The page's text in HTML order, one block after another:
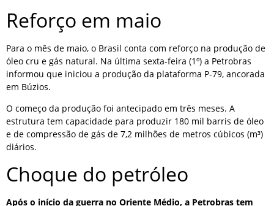
Reforço em maio
Para o mês de maio, o Brasil conta com reforço na produção de
óleo cru e gás natural. Na última sexta-feira (1º) a Petrobras
informou que iniciou a produção da plataforma P-79, ancorada
em Búzios.
O começo da produção foi antecipado em três meses. A
estrutura tem capacidade para produzir 180 mil barris de óleo
e de compressão de gás de 7,2 milhões de metros cúbicos (m³)
diários.
Choque do petróleo
Após o início da guerra no Oriente Médio, a Petrobras tem